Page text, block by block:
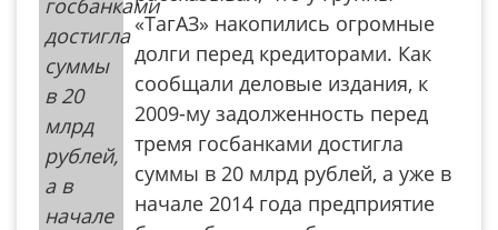
госбанками
достигла
суммы
в 20
млрд
рублей,
а в
начале
«ТагАЗ» накопились огромные
долги перед кредиторами. Как
сообщали деловые издания, к
2009-му задолженность перед
тремя госбанками достигла
суммы в 20 млрд рублей, а уже в
начале 2014 года предприятие